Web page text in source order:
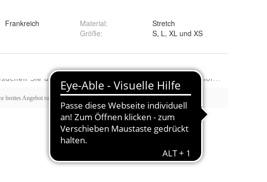
Frankreich Material:
Stretch
Größe: S, L, XL und XS